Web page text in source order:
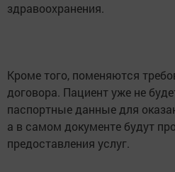
здравоохранения.
Кроме того, поменяются
договора. Пациент уже не
паспортные данные для
а в самом документе будут
предоставления услуг.